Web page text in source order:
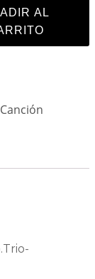
AL
Canción